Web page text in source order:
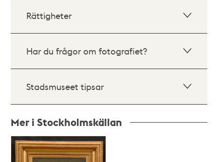
Rättigheter
Har du frågor om fotografiet?
Stadsmuseet tipsar
Mer i Stockholmskällan
Relaterade
poster